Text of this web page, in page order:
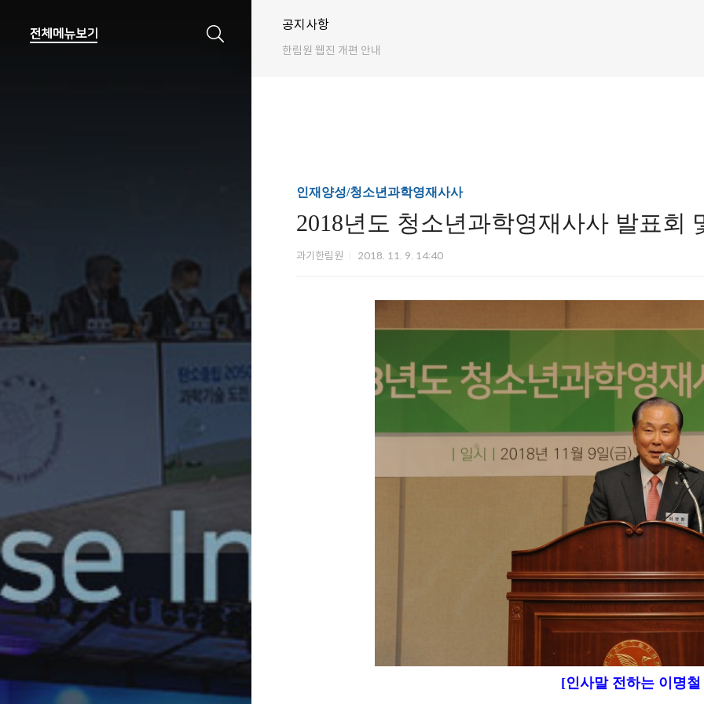
공지사항
한림원 웹진 개편 안내
인재양성/청소년과학영재사사
2018년도 청소년과학영재사사 발표회
과기한림원 2018. 11. 9. 14:40
[인사말 전하는 이명